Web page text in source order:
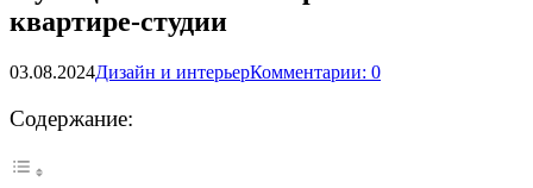
квартире-студии
03.08.2024Дизайн и интерьерКомментарии: 0
Содержание: